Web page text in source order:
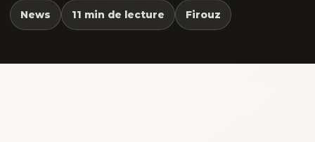
News 11 min de lecture Firouz